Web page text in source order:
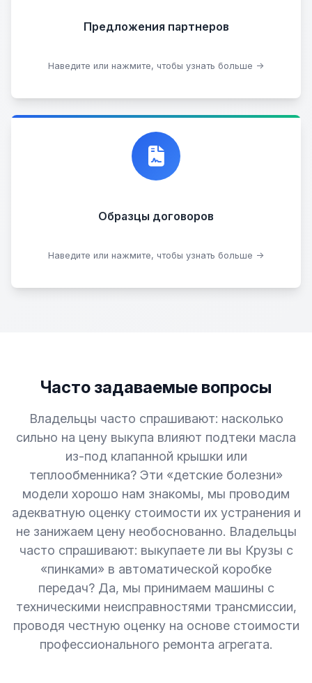
Предложения партнеров
Наведите или нажмите, чтобы узнать больше →
Стать партнером
Образцы договоров
Наведите или нажмите, чтобы узнать больше →
Договор купли-продажи
Скачать образцы
Часто задаваемые вопросы
Владельцы часто спрашивают: насколько
сильно на цену выкупа влияют подтеки масла
из-под клапанной крышки или
теплообменника? Эти «детские болезни»
модели хорошо нам знакомы, мы проводим
адекватную оценку стоимости их устранения и
не занижаем цену необоснованно. Владельцы
часто спрашивают: выкупаете ли вы Крузы с
«пинками» в автоматической коробке
передач? Да, мы принимаем машины с
техническими неисправностями трансмиссии,
проводя честную оценку на основе стоимости
профессионального ремонта агрегата.